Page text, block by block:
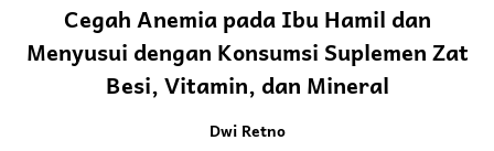
Cegah Anemia pada Ibu Hamil dan
Menyusui dengan Konsumsi Suplemen Zat
Besi, Vitamin, dan Mineral
Dwi Retno